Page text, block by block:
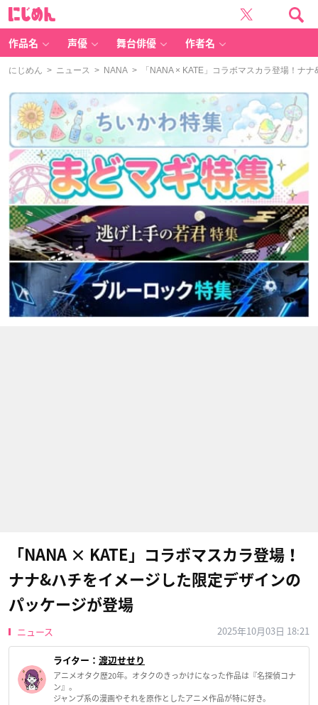
作品名 声優 舞台俳優 作者名
にじめん > ニュース > NANA > 「NANA × KATE」コラボマスカラ登場！ナ
「NANA × KATE」コラボマスカラ登場！
ナナ&ハチをイメージした限定デザインの
パッケージが登場
ニュース 2025年10月03日 18:21
ライター： 渡辺せせり
アニメオタク歴20年。オタクのきっかけになった作品は『名探偵コナ
ン』。
ジャンプ系の漫画やそれを原作としたアニメ作品が特に好き。